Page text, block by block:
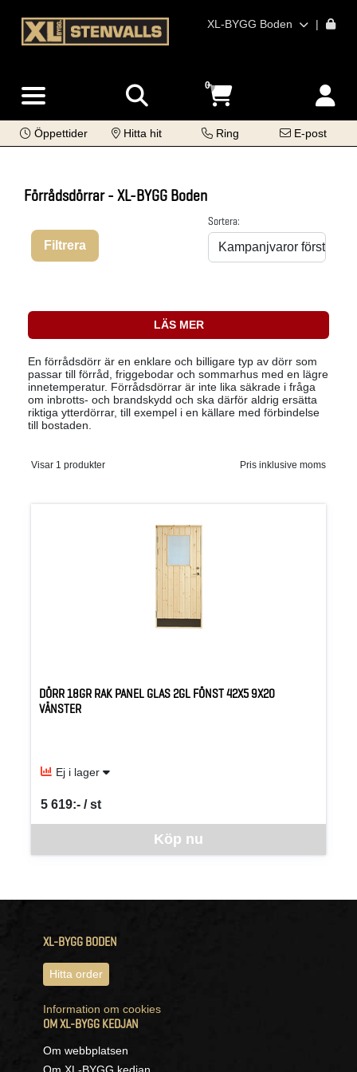
XL-BYGG Boden |
0
Öppettider Hitta hit Ring E-post
Förrådsdörrar - XL-BYGG Boden
Filtrera
Sortera:
LÄS MER
En förrådsdörr är en enklare och billigare typ av dörr som
passar till förråd, friggebodar och sommarhus med en lägre
innetemperatur. Förrådsdörrar är inte lika säkrade i fråga
om inbrotts- och brandskydd och ska därför aldrig ersätta
riktiga ytterdörrar, till exempel i en källare med förbindelse
till bostaden.
Visar 1 produkter Pris inklusive moms
DÖRR 18GR RAK PANEL GLAS 2GL FÖNST 42X5 9X20
VÄNSTER
Ej i lager
Köp nu
5 619:- / st
SEK per ST
XL-BYGG BODEN
Hitta order
Information om cookies
OM XL-BYGG KEDJAN
Om webbplatsen